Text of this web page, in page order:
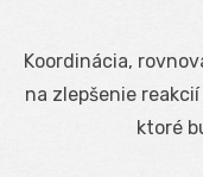
Koordinácia,
na zlepšenie
ktoré